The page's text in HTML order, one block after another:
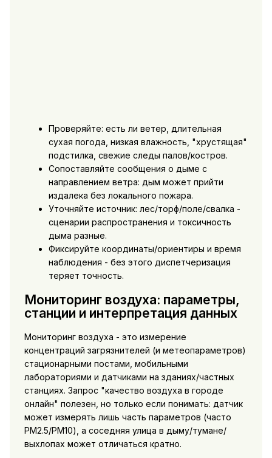
Проверяйте: есть ли ветер, длительная
сухая погода, низкая влажность, "хрустящая"
подстилка, свежие следы палов/костров.
Сопоставляйте сообщения о дыме с
направлением ветра: дым может прийти
издалека без локального пожара.
Уточняйте источник: лес/торф/поле/свалка -
сценарии распространения и токсичность
дыма разные.
Фиксируйте координаты/ориентиры и время
наблюдения - без этого диспетчеризация
теряет точность.
Мониторинг воздуха: параметры,
станции и интерпретация данных
Мониторинг воздуха - это измерение
концентраций загрязнителей (и метеопараметров)
стационарными постами, мобильными
лабораториями и датчиками на зданиях/частных
станциях. Запрос "качество воздуха в городе
онлайн" полезен, но только если понимать: датчик
может измерять лишь часть параметров (часто
PM2.5/PM10), а соседняя улица в дыму/тумане/
выхлопах может отличаться кратно.